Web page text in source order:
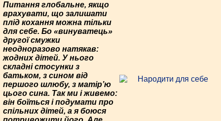
Питання глобальне, якщо
врахувати, що залишати
плід кохання можна тільки
для себе. Бо «винуватець»
другої смужки
неодноразово натякав:
жодних дітей. У нього
складні стосунки з
батьком, з сином від
першого шлюбу, з матір’ю
цього сина. Так ми і живемо:
він боїться і подумати про
спільних дітей, а я боюся